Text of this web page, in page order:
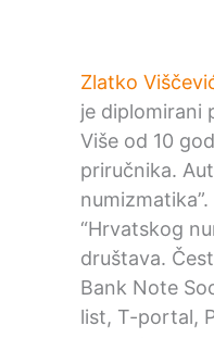
Zlatko
je diplomirani
Više od 10
priručnika.
“Hrvatskog
društava.
Bank Note
list, T-portal,